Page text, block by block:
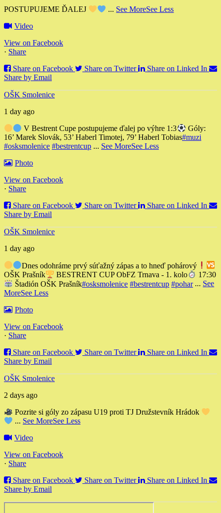
POSTUPUJEME ĎALEJ ... See MoreSee Less
Video
View on Facebook
· Share
Share on Facebook
Share on Twitter
Share on Linked In
Share by Email
OŠK Smolenice
1 day ago
V Bestrent Cupe postupujeme ďalej po výhre 1:3
Góly:
16’ Marek Slovák, 53’ Haberl Timotej, 79’ Haberl Tobias#muzi
#osksmolenice #bestrentcup ... See MoreSee Less
Photo
View on Facebook
· Share
Share on Facebook
Share on Twitter
Share on Linked In
Share by Email
OŠK Smolenice
1 day ago
Dnes odohráme prvý súťažný zápas a to hneď pohárový
OŠK Prašník
BESTRENT CUP ObFZ Trnava - 1. kolo
17:30
Štadión OŠK Prašník#osksmolenice #bestrentcup #pohar ... See
MoreSee Less
Photo
View on Facebook
· Share
Share on Facebook
Share on Twitter
Share on Linked In
Share by Email
OŠK Smolenice
2 days ago
Pozrite si góly zo zápasu U19 proti TJ Družstevník Hrádok
... See MoreSee Less
Video
View on Facebook
· Share
Share on Facebook
Share on Twitter
Share on Linked In
Share by Email